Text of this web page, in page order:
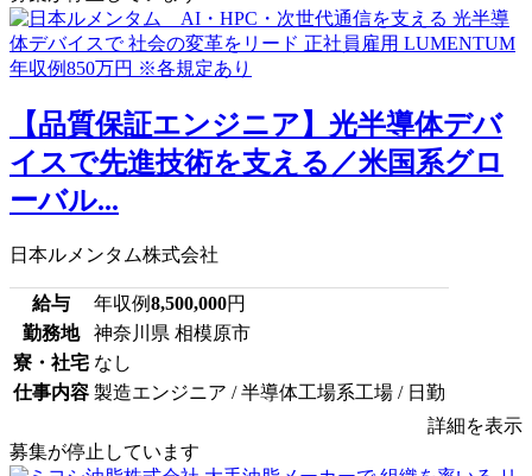
【品質保証エンジニア】光半導体デバ
イスで先進技術を支える／米国系グロ
ーバル...
日本ルメンタム株式会社
給与 年収例8,500,000円
勤務地
神奈川県 相模原市
寮・社宅 なし
仕事内容 製造エンジニア / 半導体工場系工場 / 日勤
詳細を表示
募集が停止しています